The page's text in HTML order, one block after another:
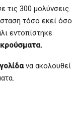
τις 300 μολύνσεις.
τόσο εκεί όσο
εντοπίστηκε
να ακολουθεί